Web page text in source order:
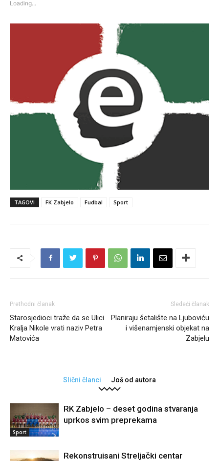
window)
Loading...
TAGOVI FK Zabjelo Fudbal Sport
Prethodni članak
Starosjedioci traže da se Ulici
Kralja Nikole vrati naziv Petra
Matovića
Sledeći članak
Planiraju šetalište na Ljuboviću
i višenamjenski objekat na
Zabjelu
Slični članci Još od autora
Sport
RK Zabjelo – deset godina stvaranja
uprkos svim preprekama
Rekonstruisani Streljački centar